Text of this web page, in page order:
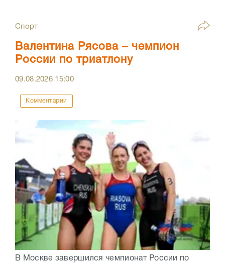
Спорт
Валентина Рясова – чемпион
России по триатлону
09.08.2026 15:00
Комментарии
В Москве завершился чемпионат России по